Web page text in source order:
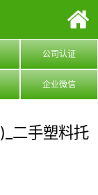
公司认证
企业微信
二手塑料托